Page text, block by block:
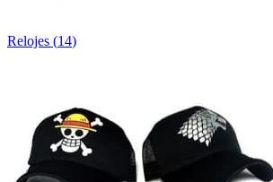
Relojes (14)